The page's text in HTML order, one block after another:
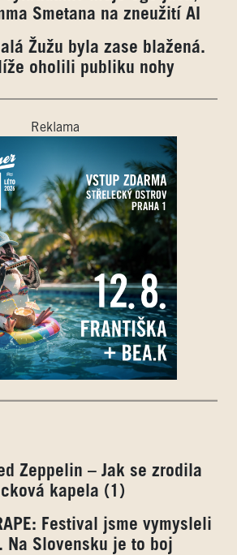
Smetana na zneužití AI
Žužu byla zase blažená.
oholili publiku nohy
Reklama
Zeppelin – Jak se zrodila
kapela (1)
Festival jsme vymysleli
Na Slovensku je to boj